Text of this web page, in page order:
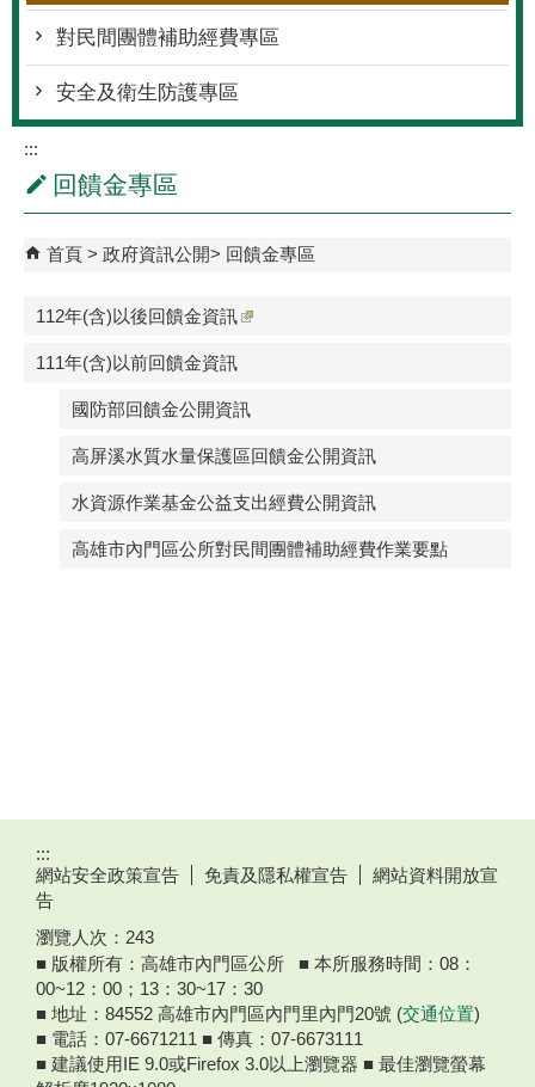
對民間團體補助經費專區
安全及衛生防護專區
:::
回饋金專區
首頁 政府資訊公開 回饋金專區
112年(含)以後回饋金資訊
111年(含)以前回饋金資訊
國防部回饋金公開資訊
高屏溪水質水量保護區回饋金公開資訊
水資源作業基金公益支出經費公開資訊
高雄市內門區公所對民間團體補助經費作業要點
:::
網站安全政策宣告
免責及隱私權宣告
網站資料開放宣
告
瀏覽人次： 243
■ 版權所有：高雄市內門區公所 ■ 本所服務時間：08：
00~12：00；13：30~17：30
■ 地址：84552 高雄市內門區內門里內門20號 (交通位置)
■ 電話：07-6671211 ■ 傳真：07-6673111
■ 建議使用IE 9.0或Firefox 3.0以上瀏覽器 ■ 最佳瀏覽螢幕